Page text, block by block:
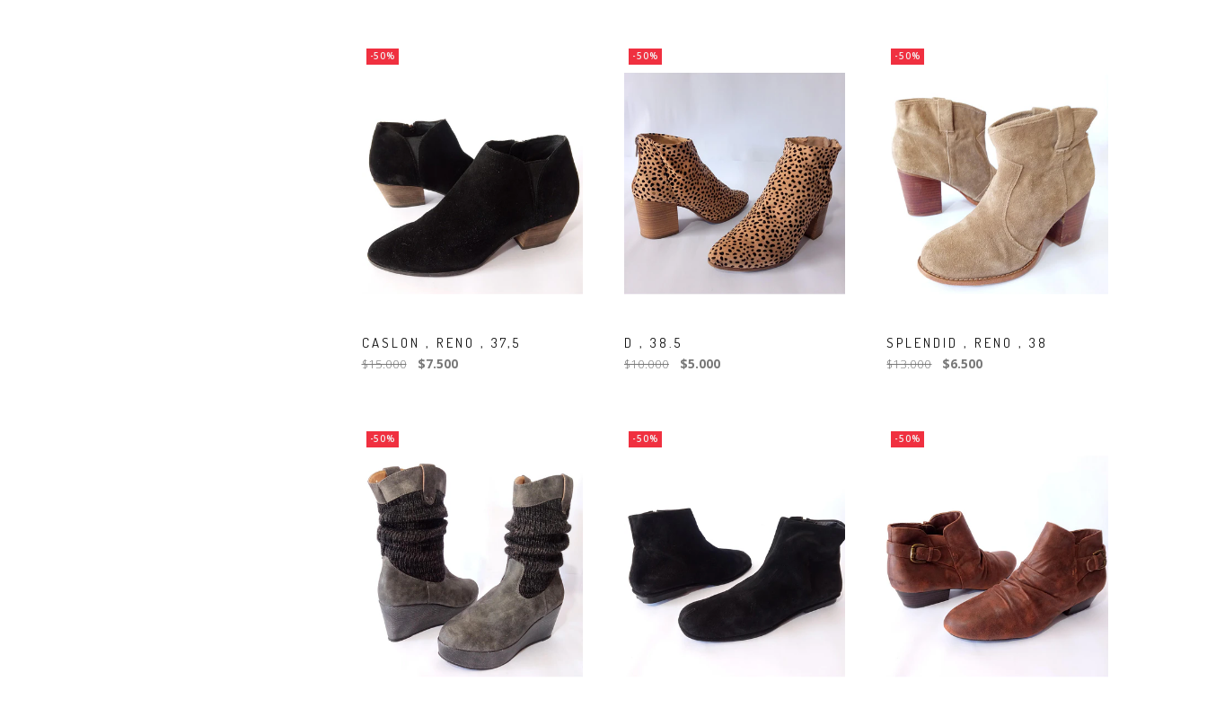
-50%
CASLON , RENO , 37,5
$15.000 $7.500
-50%
D , 38.5
$10.000 $5.000
-50%
SPLENDID , RENO , 38
$13.000 $6.500
-50% -50% -50%